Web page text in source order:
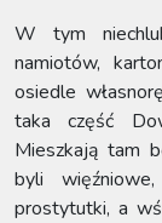
W tym
namiotów,
osiedle
taka część
Mieszkają tam
byli
prostytutki, a